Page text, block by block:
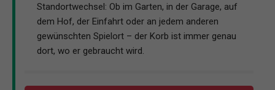
Standortwechsel: Ob im Garten, in der Garage, auf
dem Hof, der Einfahrt oder an jedem anderen
gewünschten Spielort – der Korb ist immer genau
dort, wo er gebraucht wird.